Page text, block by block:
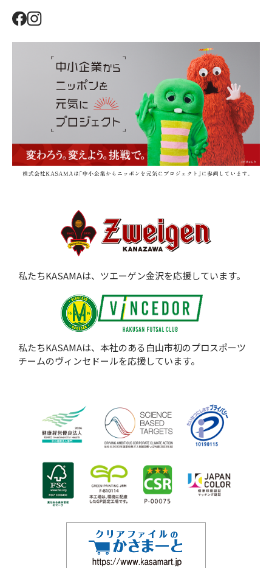
私たちKASAMAは、ツエーゲン金沢を応援しています。
私たちKASAMAは、本社のある白山市初のプロスポーツ
チームのヴィンセドールを応援しています。